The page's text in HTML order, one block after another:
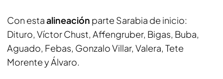
Con estaalineación parte Sarabia de inicio:
Dituro, Víctor Chust, Affengruber, Bigas, Buba,
Aguado, Febas, Gonzalo Villar, Valera, Tete
Morente y Álvaro.